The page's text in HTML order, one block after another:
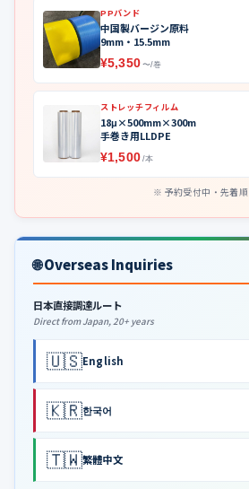
PPバンド
中国製バージン原料
9mm・15.5mm
¥5,350 〜/巻
ストレッチフィルム
18μ×500mm×300m
手巻き用LLDPE
¥1,500 /本
予約受付中・先着順
🌐 Overseas Inquiries
日本直接調達ルート
Direct from Japan, 20+ years
🇺🇸English
🇰🇷한국어
🇹🇼繁體中文